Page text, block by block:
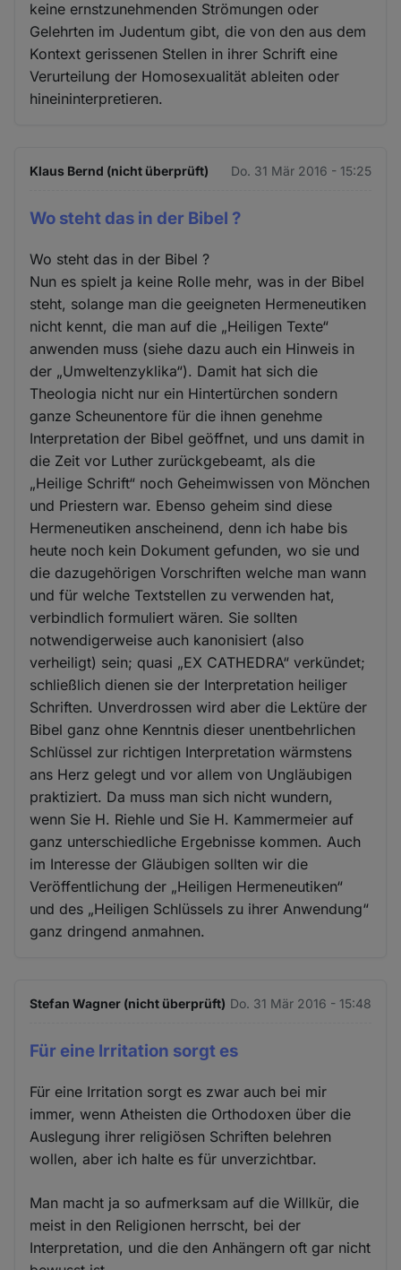
keine ernstzunehmenden Strömungen oder
Gelehrten im Judentum gibt, die von den aus dem
Kontext gerissenen Stellen in ihrer Schrift eine
Verurteilung der Homosexualität ableiten oder
hineininterpretieren.
Klaus Bernd (nicht überprüft) Do. 31 Mär 2016 - 15:25
Wo steht das in der Bibel ?
Wo steht das in der Bibel ?
Nun es spielt ja keine Rolle mehr, was in der Bibel
steht, solange man die geeigneten Hermeneutiken
nicht kennt, die man auf die „Heiligen Texte“
anwenden muss (siehe dazu auch ein Hinweis in
der „Umweltenzyklika“). Damit hat sich die
Theologia nicht nur ein Hintertürchen sondern
ganze Scheunentore für die ihnen genehme
Interpretation der Bibel geöffnet, und uns damit in
die Zeit vor Luther zurückgebeamt, als die
„Heilige Schrift“ noch Geheimwissen von Mönchen
und Priestern war. Ebenso geheim sind diese
Hermeneutiken anscheinend, denn ich habe bis
heute noch kein Dokument gefunden, wo sie und
die dazugehörigen Vorschriften welche man wann
und für welche Textstellen zu verwenden hat,
verbindlich formuliert wären. Sie sollten
notwendigerweise auch kanonisiert (also
verheiligt) sein; quasi „EX CATHEDRA“ verkündet;
schließlich dienen sie der Interpretation heiliger
Schriften. Unverdrossen wird aber die Lektüre der
Bibel ganz ohne Kenntnis dieser unentbehrlichen
Schlüssel zur richtigen Interpretation wärmstens
ans Herz gelegt und vor allem von Ungläubigen
praktiziert. Da muss man sich nicht wundern,
wenn Sie H. Riehle und Sie H. Kammermeier auf
ganz unterschiedliche Ergebnisse kommen. Auch
im Interesse der Gläubigen sollten wir die
Veröffentlichung der „Heiligen Hermeneutiken“
und des „Heiligen Schlüssels zu ihrer Anwendung“
ganz dringend anmahnen.
Stefan Wagner (nicht überprüft) Do. 31 Mär 2016 - 15:48
Für eine Irritation sorgt es
Für eine Irritation sorgt es zwar auch bei mir
immer, wenn Atheisten die Orthodoxen über die
Auslegung ihrer religiösen Schriften belehren
wollen, aber ich halte es für unverzichtbar.
Man macht ja so aufmerksam auf die Willkür, die
meist in den Religionen herrscht, bei der
Interpretation, und die den Anhängern oft gar nicht